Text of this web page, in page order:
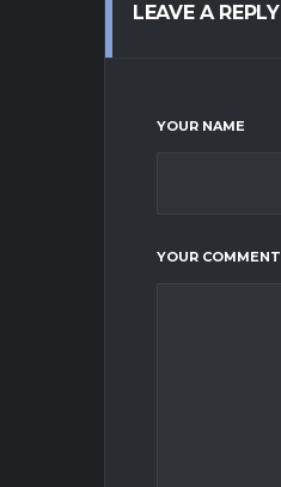
LEAVE A REPLY
YOUR NAME
YOUR COMMENT